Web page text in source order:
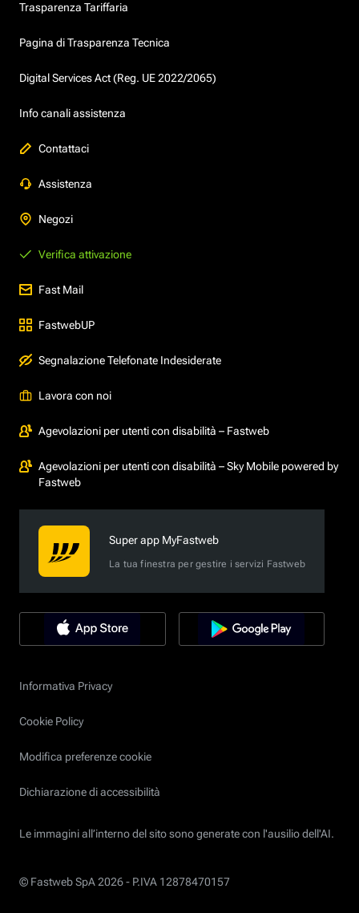
Trasparenza Tariffaria
Pagina di Trasparenza Tecnica
Digital Services Act (Reg. UE 2022/2065)
Info canali assistenza
Contattaci
Assistenza
Negozi
Verifica attivazione
Fast Mail
FastwebUP
Segnalazione Telefonate Indesiderate
Lavora con noi
Agevolazioni per utenti con disabilità – Fastweb
Agevolazioni per utenti con disabilità – Sky Mobile powered by
Fastweb
Super app MyFastweb
La tua finestra per gestire i servizi Fastweb
Informativa Privacy
Cookie Policy
Modifica preferenze cookie
Dichiarazione di accessibilità
Le immagini all’interno del sito sono generate con l'ausilio dell'AI.
© Fastweb SpA 2026 - P.IVA 12878470157